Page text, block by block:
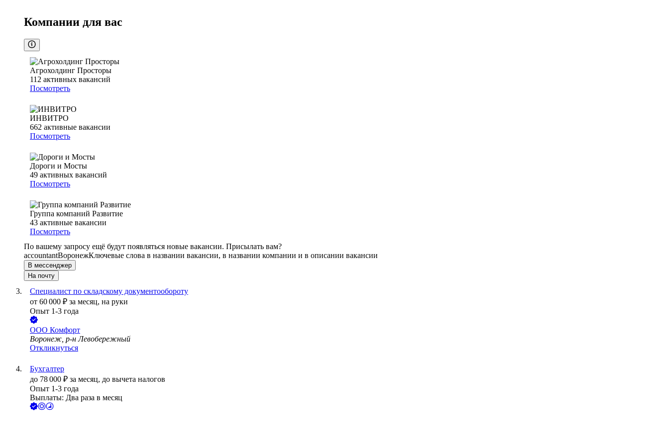
Компании для вас
Агрохолдинг Просторы
112 активных вакансий
Посмотреть
ИНВИТРО
662 активные вакансии
Посмотреть
Дороги и Мосты
49 активных вакансий
Посмотреть
Группа компаний Развитие
43 активные вакансии
Посмотреть
По вашему запросу ещё будут появляться новые вакансии. Присылать вам?
accountantВоронежКлючевые слова в названии вакансии, в названии компании и в описании вакансии
В мессенджер
На почту
Специалист по складскому документообороту
от 60 000 ₽ за месяц, на руки
Опыт 1-3 года
ООО Комфорт
Воронеж, р-н Левобережный
Откликнуться
Бухгалтер
до 78 000 ₽ за месяц, до вычета налогов
Опыт 1-3 года
Выплаты: Два раза в месяц